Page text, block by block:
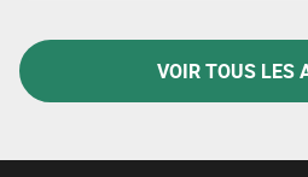
VOIR TOUS LES